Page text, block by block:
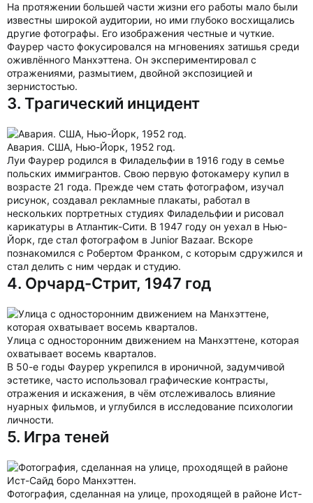
На протяжении большей части жизни его работы мало были
известны широкой аудитории, но ими глубоко восхищались
другие фотографы. Его изображения честные и чуткие.
Фаурер часто фокусировался на мгновениях затишья среди
оживлённого Манхэттена. Он экспериментировал с
отражениями, размытием, двойной экспозицией и
зернистостью.
3. Трагический инцидент
Авария. США, Нью-Йорк, 1952 год.
Луи Фаурер родился в Филадельфии в 1916 году в семье
польских иммигрантов. Свою первую фотокамеру купил в
возрасте 21 года. Прежде чем стать фотографом, изучал
рисунок, создавал рекламные плакаты, работал в
нескольких портретных студиях Филадельфии и рисовал
карикатуры в Атлантик-Сити. В 1947 году он уехал в Нью-
Йорк, где стал фотографом в Junior Bazaar. Вскоре
познакомился с Робертом Франком, с которым сдружился и
стал делить с ним чердак и студию.
4. Орчард-Стрит, 1947 год
Улица с односторонним движением на Манхэттене, которая
охватывает восемь кварталов.
В 50-е годы Фаурер укрепился в ироничной, задумчивой
эстетике, часто использовал графические контрасты,
отражения и искажения, в чём отслеживалось влияние
нуарных фильмов, и углубился в исследование психологии
личности.
5. Игра теней
Фотография, сделанная на улице, проходящей в районе Ист-